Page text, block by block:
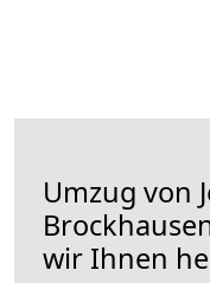
Umzug von
wir Ihnen